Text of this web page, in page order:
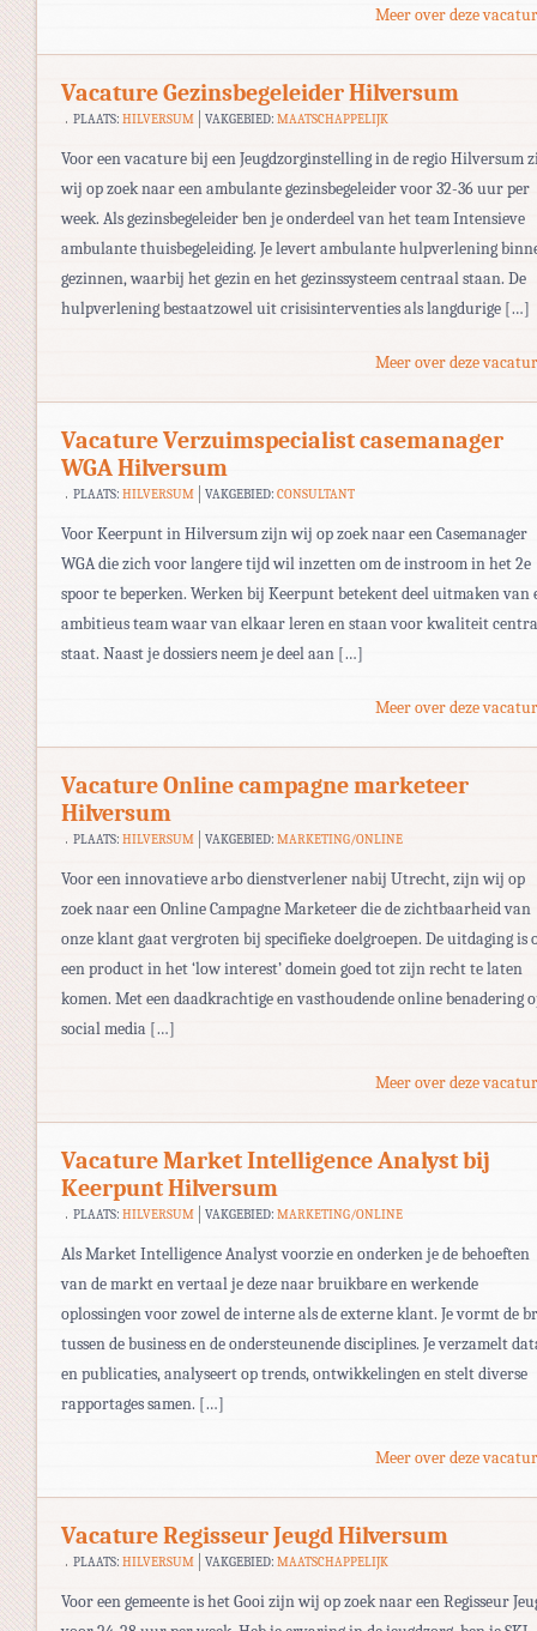
Meer over deze
Vacature Gezinsbegeleider Hilversum
PLAATS: HILVERSUM VAKGEBIED:MAATSCHAPPELIJK
Voor een vacature bij een Jeugdzorginstelling in de regio Hilversum
wij op zoek naar een ambulante gezinsbegeleider voor 32-36 uur per
week. Als gezinsbegeleider ben je onderdeel van het team Intensieve
ambulante thuisbegeleiding. Je levert ambulante hulpverlening
gezinnen, waarbij het gezin en het gezinssysteem centraal staan. De
hulpverlening bestaatzowel uit crisisinterventies als langdurige […]
Meer over deze
Vacature Verzuimspecialist casemanager
WGA Hilversum
PLAATS: HILVERSUM VAKGEBIED:CONSULTANT
Voor Keerpunt in Hilversum zijn wij op zoek naar een Casemanager
WGA die zich voor langere tijd wil inzetten om de instroom in het 2e
spoor te beperken. Werken bij Keerpunt betekent deel uitmaken van
ambitieus team waar van elkaar leren en staan voor kwaliteit
staat. Naast je dossiers neem je deel aan […]
Meer over deze
Vacature Online campagne marketeer
Hilversum
PLAATS: HILVERSUM VAKGEBIED:MARKETING/ONLINE
Voor een innovatieve arbo dienstverlener nabij Utrecht, zijn wij op
zoek naar een Online Campagne Marketeer die de zichtbaarheid van
onze klant gaat vergroten bij specifieke doelgroepen. De uitdaging is
een product in het ‘low interest’ domein goed tot zijn recht te laten
komen. Met een daadkrachtige en vasthoudende online benadering
social media […]
Meer over deze
Vacature Market Intelligence Analyst bij
Keerpunt Hilversum
PLAATS: HILVERSUM VAKGEBIED:MARKETING/ONLINE
Als Market Intelligence Analyst voorzie en onderken je de behoeften
van de markt en vertaal je deze naar bruikbare en werkende
oplossingen voor zowel de interne als de externe klant. Je vormt de
tussen de business en de ondersteunende disciplines. Je verzamelt
en publicaties, analyseert op trends, ontwikkelingen en stelt diverse
rapportages samen. […]
Meer over deze
Vacature Regisseur Jeugd Hilversum
PLAATS: HILVERSUM VAKGEBIED:MAATSCHAPPELIJK
Voor een gemeente is het Gooi zijn wij op zoek naar een Regisseur